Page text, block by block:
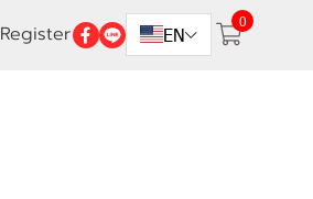
Register EN
0